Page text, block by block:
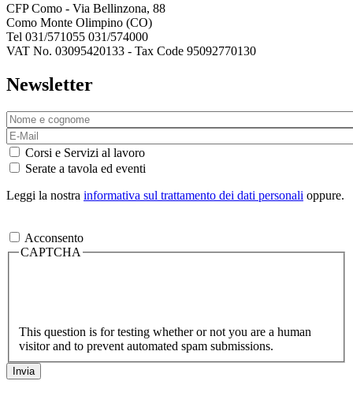
CFP Como - Via Bellinzona, 88
Como Monte Olimpino (CO)
Tel 031/571055 031/574000
VAT No. 03095420133 - Tax Code 95092770130
Newsletter
Corsi e Servizi al lavoro
Serate a tavola ed eventi
Leggi la nostra informativa sul trattamento dei dati personali oppure.
Acconsento
CAPTCHA
This question is for testing whether or not you are a human
visitor and to prevent automated spam submissions.